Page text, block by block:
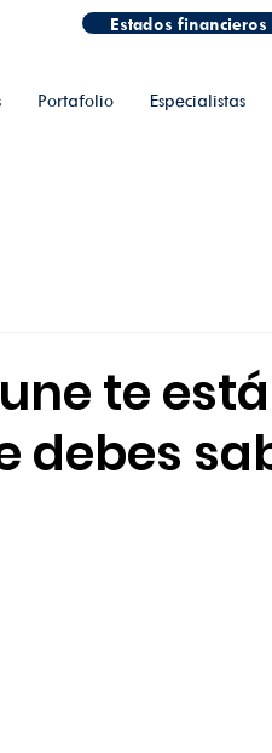
Estados financieros
Portafolio Especialistas
te está
debes